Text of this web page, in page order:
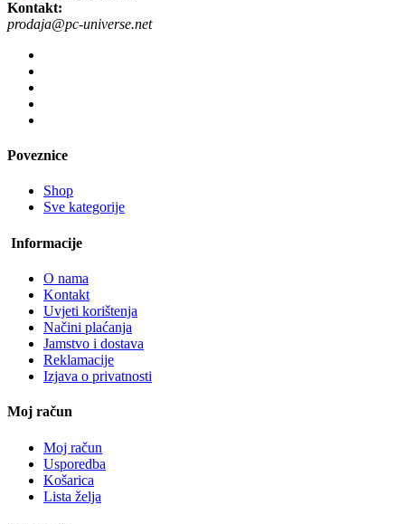
Kontakt:
prodaja@pc-universe.net
Poveznice
Shop
Sve kategorije
Informacije
O nama
Kontakt
Uvjeti korištenja
Načini plaćanja
Jamstvo i dostava
Reklamacije
Izjava o privatnosti
Moj račun
Moj račun
Usporedba
Košarica
Lista želja